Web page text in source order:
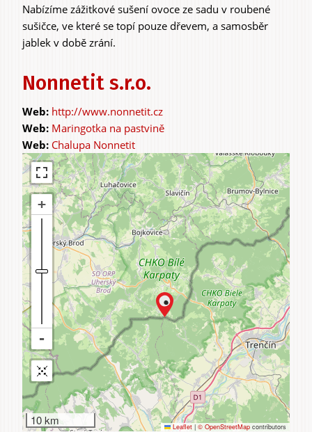
​Nabízíme zážitkové sušení ovoce ze sadu v roubené
sušičce, ve které se topí pouze dřevem, a samosběr
jablek v době zrání.
Nonnetit s.r.o.
http://www.nonnetit.cz
Maringotka na pastvině
Chalupa Nonnetit
10 km Leaflet | © OpenStreetMap contributors